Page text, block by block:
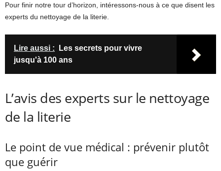
Pour finir notre tour d’horizon, intéressons-nous à ce que disent les
experts du nettoyage de la literie.
Lire aussi :
Les secrets pour vivre
jusqu'à 100 ans
L’avis des experts sur le nettoyage
de la literie
Le point de vue médical : prévenir plutôt
que guérir